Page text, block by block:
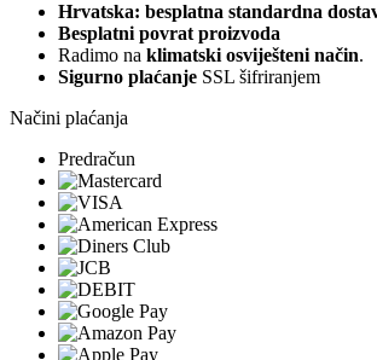
Hrvatska: besplatna standardna
Besplatni povrat proizvoda
Radimo na klimatski osviješteni način.
Sigurno plaćanje SSL šifriranjem
Načini plaćanja
Predračun